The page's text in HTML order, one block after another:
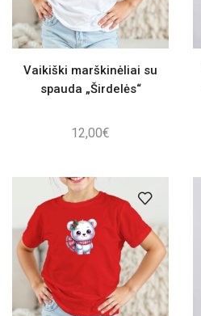
Vaikiški marškinėliai su
spauda „Širdelės“
12,00€